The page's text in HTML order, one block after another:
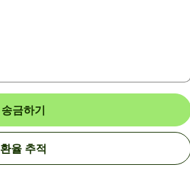
송금하기
환율 추적